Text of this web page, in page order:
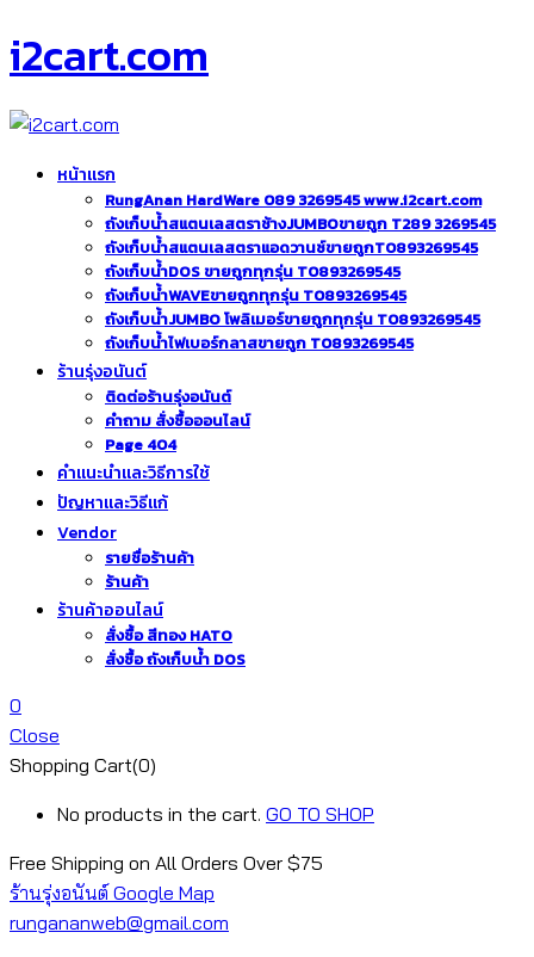
i2cart.com
หน้าแรก
RungAnan HardWare 089 3269545 www.i2cart.com
ถังเก็บน้ำสแตนเลสตราช้างJUMBOขายถูก T289 3269545
ถังเก็บน้ำสแตนเลสตราแอดวานซ์ขายถูกT0893269545
ถังเก็บน้ำDOS ขายถูกทุกรุ่น T0893269545
ถังเก็บน้ำWAVEขายถูกทุกรุ่น T0893269545
ถังเก็บน้ำJUMBO โพลิเมอร์ขายถูกทุกรุ่น T0893269545
ถังเก็บน้ำไฟเบอร์กลาสขายถูก T0893269545
ร้านรุ่งอนันต์
ติดต่อร้านรุ่งอนันต์
คำถาม สั่งซื้อออนไลน์
Page 404
คำแนะนำและวิธีการใช้
ปัญหาและวิธีแก้
Vendor
รายชื่อร้านค้า
ร้านค้า
ร้านค้าออนไลน์
สั่งซื้อ สีทอง HATO
สั่งซื้อ ถังเก็บน้ำ DOS
0
Close
Shopping Cart(0)
No products in the cart. GO TO SHOP
Free Shipping on All Orders Over $75
ร้านรุ่งอนันต์ Google Map
rungananweb@gmail.com